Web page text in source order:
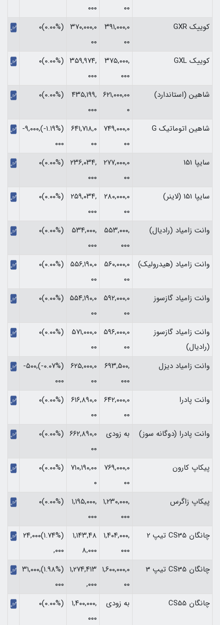
۰۰
۰۰۰
کوییک GXR
۳۹۱,۰۰۰,۰
۰۰
۳۷۰,۰۰۰,۰
۰۰
(۰.۰۰%)۰
کوییک GXL
۳۷۵,۰۰۰,
۰۰۰
۳۵۹,۹۷۴,
۰۰۰
(۰.۰۰%)۰
شاهین (استاندارد)
۶۲۱,۰۰۰,۰۰
۰
۴۳۵,۱۹۹,
۰۰۰
(۰.۰۰%)۰
شاهین اتوماتیک G
۷۴۹,۰۰۰,۰
۰۰
۶۴۱,۷۱۸,۰
۰۰
(‎-۱.۱۹%‏)‎-۹,۰۰۰,
۰۰۰‏
سایپا 151
۲۷۷,۰۰۰,۰
۰۰
۲۳۶,۰۳۴,
۰۰۰
(۰.۰۰%)۰
سایپا 151 (لاینر)
۲۸۰,۰۰۰,۰
۰۰
۲۵۹,۰۳۴,
۰۰۰
(۰.۰۰%)۰
وانت زامیاد (رادیال)
۵۵۳,۰۰۰,
۰۰۰
۵۳۴,۰۰۰,
۰۰۰
(۰.۰۰%)۰
وانت زامیاد (هیدرولیک)
۵۶۰,۰۰۰,۰
۰۰
۵۵۶,۱۹۰,۰
۰۰
(۰.۰۰%)۰
وانت زامیاد گازسوز
۵۹۲,۰۰۰,۰
۰۰
۵۵۴,۱۹۰,۰
۰۰
(۰.۰۰%)۰
وانت زامیاد گازسوز
(رادیال)
۵۹۶,۰۰۰,۰
۰۰
۵۷۱,۰۰۰,۰
۰۰
(۰.۰۰%)۰
وانت زامیاد دیزل
۶۹۳,۵۰۰,
۰۰۰
۶۲۵,۰۰۰,۰
۰۰
(‎-۰.۰۷%‏)‎-۵۰۰,
۰۰۰‏
وانت پادرا
۶۴۲,۰۰۰,۰
۰۰
۶۱۶,۸۹۰,۰
۰۰
(۰.۰۰%)۰
وانت پادرا (دوگانه سوز) به زودی
۶۶۲,۸۹۰,۰
۰۰
(۰.۰۰%)۰
پیکاپ کارون
۷۶۹,۰۰۰,۰
۰۰
۷۱۰,۱۹۰,۰۰
۰
(۰.۰۰%)۰
پیکاپ زاگرس
۱,۲۳۰,۰۰۰,
۰۰۰
۱,۱۹۵,۰۰۰,
۰۰۰
(۰.۰۰%)۰
چانگان CS35 تیپ 2
۱,۴۰۴,۰۰۰,
۰۰۰
۱,۱۴۳,۴۸
۸,۰۰۰
(‎۱.۷۴%‏)‎۲۴,۰۰۰
,۰۰۰‏
چانگان CS35 تیپ 3
۱,۶۰۰,۰۰۰,۰
۰۰
۱,۲۷۴,۴۱۳
,۰۰۰
(‎۱.۹۸%‏)‎۳۱,۰۰۰,
۰۰۰‏
چانگان CS55
به زودی
۱,۴۰۰,۰۰۰,
۰۰۰
(۰.۰۰%)۰